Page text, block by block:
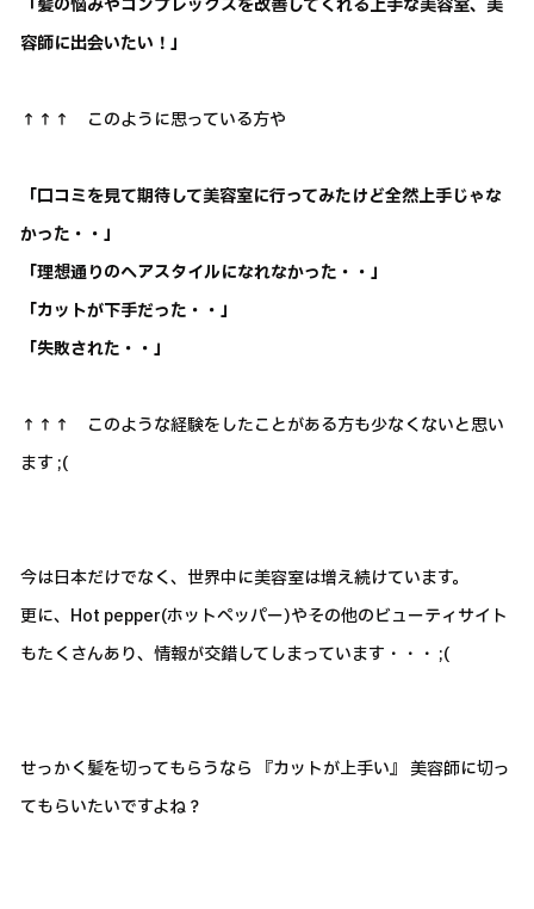
「髪の悩みやコンプレックスを改善してくれる上手な美容室、美
容師に出会いたい！」
↑↑↑ このように思っている方や
「口コミを見て期待して美容室に行ってみたけど全然上手じゃな
かった・・」
「理想通りのヘアスタイルになれなかった・・」
「カットが下手だった・・」
「失敗された・・」
↑↑↑ このような経験をしたことがある方も少なくないと思い
ます ;(
今は日本だけでなく、世界中に美容室は増え続けています。
更に、Hot pepper(ホットペッパー)やその他のビューティサイト
もたくさんあり、情報が交錯してしまっています・・・ ;(
せっかく髪を切ってもらうなら 『カットが上手い』 美容師に切っ
てもらいたいですよね？